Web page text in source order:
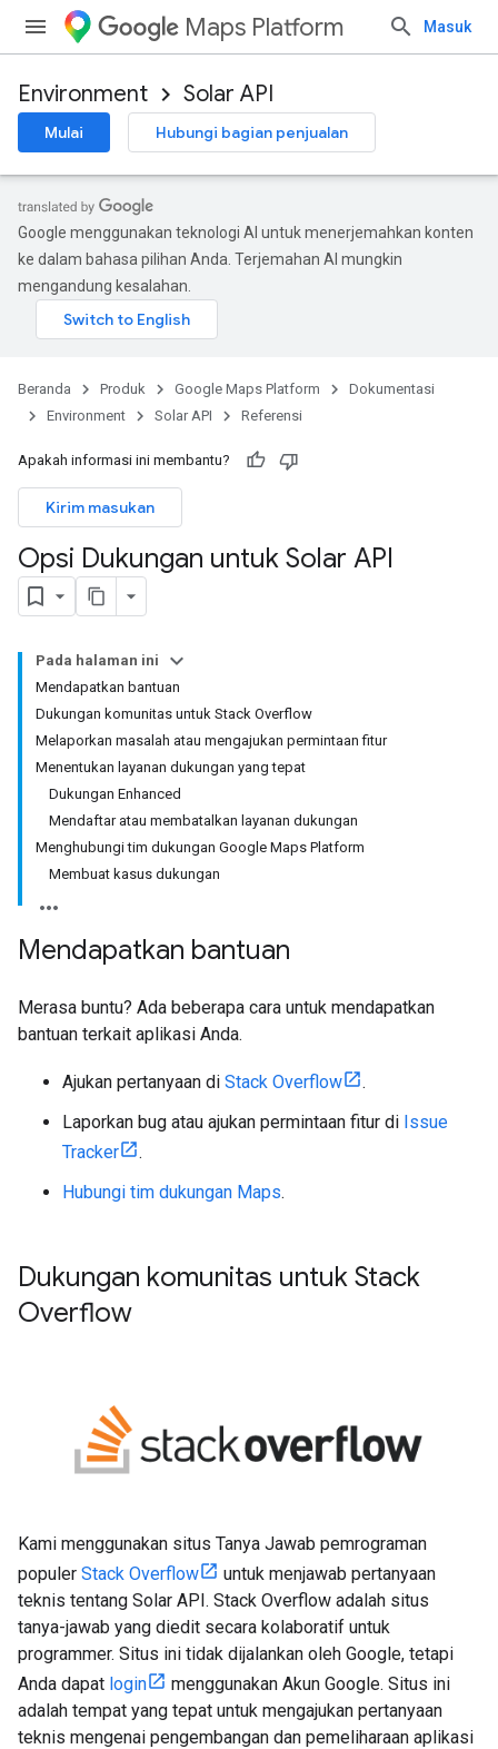
Maps Platform Masuk
Environment Solar API
Mulai Hubungi bagian penjualan
Google menggunakan teknologi AI untuk menerjemahkan konten
ke dalam bahasa pilihan Anda. Terjemahan AI mungkin
mengandung kesalahan.
Beranda Produk Google Maps Platform
Dokumentasi
Environment
Solar API Referensi
Apakah informasi ini membantu?
Kirim masukan
Opsi Dukungan untuk Solar API
Pada halaman ini
Mendapatkan bantuan
Dukungan komunitas untuk Stack Overflow
Melaporkan masalah atau mengajukan permintaan fitur
Menentukan layanan dukungan yang tepat
Dukungan Enhanced
Mendaftar atau membatalkan layanan dukungan
Menghubungi tim dukungan Google Maps Platform
Membuat kasus dukungan
Mendapatkan bantuan
Merasa buntu? Ada beberapa cara untuk mendapatkan
bantuan terkait aplikasi Anda.
Ajukan pertanyaan di Stack Overflow
.
Laporkan bug atau ajukan permintaan fitur di Issue
Tracker
.
Hubungi tim dukungan Maps.
Dukungan komunitas untuk Stack
Overflow
Kami menggunakan situs Tanya Jawab pemrograman
populer Stack Overflow
untuk menjawab pertanyaan
teknis tentang Solar API. Stack Overflow adalah situs
tanya-jawab yang diedit secara kolaboratif untuk
programmer. Situs ini tidak dijalankan oleh Google, tetapi
Anda dapat login
menggunakan Akun Google. Situs ini
adalah tempat yang tepat untuk mengajukan pertanyaan
teknis mengenai pengembangan dan pemeliharaan aplikasi